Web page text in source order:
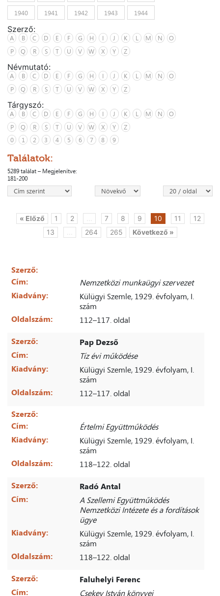
1940
1941 1942 1943 1944
Szerző:
A B C D E F G H I J K L M N
O
P
Q R S T U V W X Y Z
Névmutató:
A B C D E F G H I J K L M N
O
P
Q R S T U V W X Y Z
Tárgyszó:
A B C D E F G H I J K L M N
O
P
Q R S T U V W X Y
Z
0
1 2 3 4 5 6 7 8 9
Találatok:
5289 találat – Megjelenítve:
181-200
« Előző 1 2 7 8 9 10 11
12
13
264 265 Következő »
Szerző:
Cím:
Nemzetközi munkaügyi szervezet
Kiadvány:
Külügyi Szemle, 1929. évfolyam, I.
szám
Oldalszám:
112–117. oldal
Szerző:
Pap Dezső
Cím:
Tíz évi működése
Kiadvány:
Külügyi Szemle, 1929. évfolyam, I.
szám
Oldalszám:
112–117. oldal
Szerző:
Cím:
Értelmi Együttműködés
Kiadvány:
Külügyi Szemle, 1929. évfolyam, I.
szám
Oldalszám:
118–122. oldal
Szerző:
Radó Antal
Cím:
A Szellemi Együttműködés
Nemzetközi Intézete és a fordítások
ügye
Kiadvány:
Külügyi Szemle, 1929. évfolyam, I.
szám
Oldalszám:
118–122. oldal
Szerző:
Faluhelyi Ferenc
Cím:
Csekey István könyvei